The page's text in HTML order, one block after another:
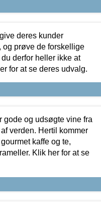
deres kunder
og prøve de forskellige
derfor heller ikke at
for at se deres udvalg.
gode og udsøgte vine fra
verden. Hertil kommer
kaffe og te,
Klik her for at se